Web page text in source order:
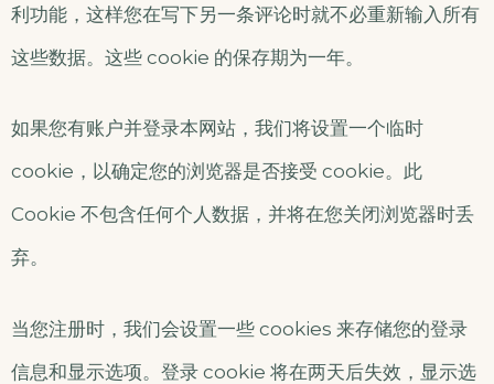
利功能，这样您在写下另一条评论时就不必重新输入所有
这些数据。这些 cookie 的保存期为一年。
如果您有账户并登录本网站，我们将设置一个临时
cookie，以确定您的浏览器是否接受 cookie。此
Cookie 不包含任何个人数据，并将在您关闭浏览器时丢
弃。
当您注册时，我们会设置一些 cookies 来存储您的登录
信息和显示选项。登录 cookie 将在两天后失效，显示选